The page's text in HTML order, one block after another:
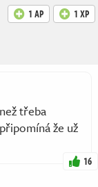
1 AP 1 XP
třeba
že už
16